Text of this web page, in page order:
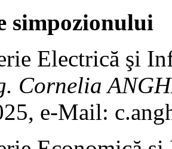
simpozionului
Electrică şi
Cornelia
e-Mail: